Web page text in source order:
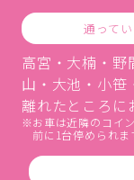
通って
高宮・大楠・野
山・大池・小笹
離れたところに
お車は近隣のコイ
前に1台停められま